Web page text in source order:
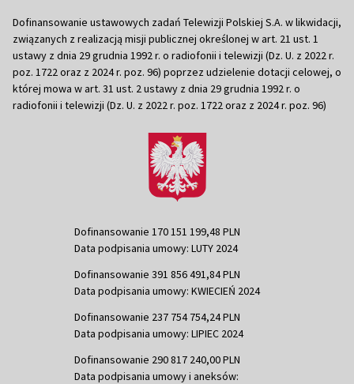
Dofinansowanie ustawowych zadań Telewizji Polskiej S.A. w likwidacji,
związanych z realizacją misji publicznej określonej w art. 21 ust. 1
ustawy z dnia 29 grudnia 1992 r. o radiofonii i telewizji (Dz. U. z 2022 r.
poz. 1722 oraz z 2024 r. poz. 96) poprzez udzielenie dotacji celowej, o
której mowa w art. 31 ust. 2 ustawy z dnia 29 grudnia 1992 r. o
radiofonii i telewizji (Dz. U. z 2022 r. poz. 1722 oraz z 2024 r. poz. 96)
Dofinansowanie 170 151 199,48 PLN
Data podpisania umowy: LUTY 2024
Dofinansowanie 391 856 491,84 PLN
Data podpisania umowy: KWIECIEŃ 2024
Dofinansowanie 237 754 754,24 PLN
Data podpisania umowy: LIPIEC 2024
Dofinansowanie 290 817 240,00 PLN
Data podpisania umowy i aneksów: